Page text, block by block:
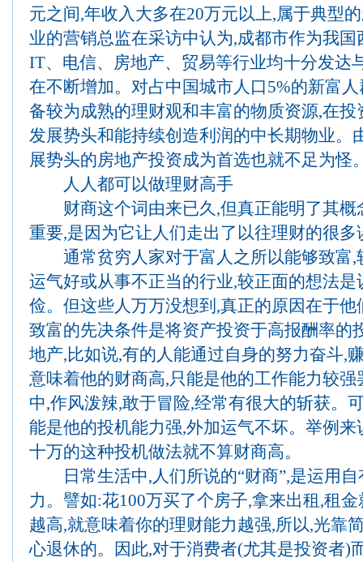
元之间,年收入大多在20万元以上,属于典型
业的营销总监在采访中认为,成都市作为我
IT、电信、房地产、贸易等行业均十分发达
在不断增加。对占中国城市人口5%的新富
备较为成熟的理财观和丰富的物质资源,在
发展势头和能持续创造利润的中长期物业。
展势头的房地产投资成为首选也就不足为怪
人人都可以做理财高手
财商这个词由来已久,但真正能明了其概
重要,是因为它让人们走出了以往理财的很多
通常贫穷人家对于富人之所以能够致富,
运气好或从事不正当的行业,较正面的想法
俭。但这些人万万没想到,真正的原因在于
致富的先决条件是将资产投资于高报酬率的
地产,比如说,有的人能通过自身的努力奋斗,
意味着他的财商高,只能是他的工作能力较
中,作风泼辣,敢于冒险,经常有很大的斩获。
能是他的投机能力强,外加运气不坏。举例
十万的这种投机做法就不算财商高。
日常生活中,人们所说的“财商”,是运用自
力。譬如:花100万买了个房子,拿来出租,租
越高,就意味着你的理财能力越强,所以,光靠
心退休的。因此,对于消费者(尤其是投资者)